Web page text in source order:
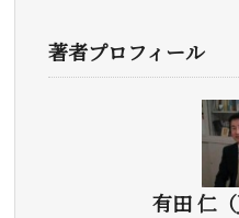
著者プロフィール
有田 仁